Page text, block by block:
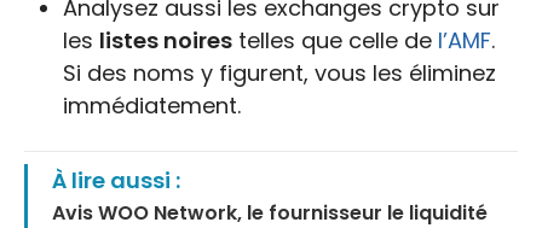
Analysez aussi les exchanges crypto sur
les listes noires telles que celle de l’AMF.
Si des noms y figurent, vous les éliminez
immédiatement.
À lire aussi :
Avis WOO Network, le fournisseur le liquidité